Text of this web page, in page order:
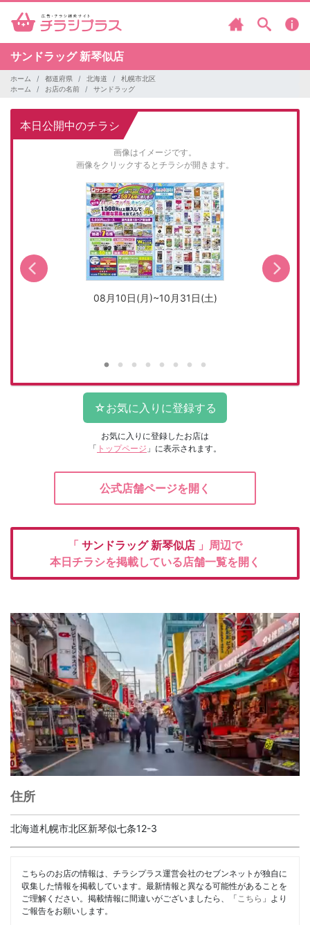
サンドラッグ 新琴似店
ホーム 都道府県 北海道
札幌市北区
ホーム
お店の名前 サンドラッグ
本日公開中のチラシ
画像はイメージです。
画像をクリックするとチラシが開きます。
08月10日(月)~10月31日(土)
お気に入りに登録したお店は
「 トップページ 」に表示されます。
公式店舗ページを開く
「 サンドラッグ 新琴似店 」周辺で
本日チラシを掲載している店舗一覧を開く
住所
北海道札幌市北区新琴似七条12-3
こちらのお店の情報は、チラシプラス運営会社のセブンネットが独自に
収集した情報を掲載しています。最新情報と異なる可能性があることを
ご理解ください。掲載情報に間違いがございましたら、「 こちら 」より
ご報告をお願いします。